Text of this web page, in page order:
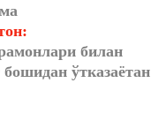
билан
ўтказаётан